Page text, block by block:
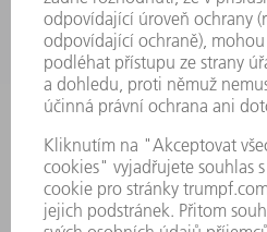
Často
Všeobecné
KONTAKTNÍ
Náhradní
+420 251
Po - čt 8:00
Pá 8:00 -